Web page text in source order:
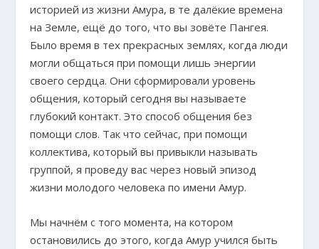
историей из жизни Амура, в те далёкие времена
на Земле, ещё до того, что вы зовёте Пангея.
Было время в тех прекрасных землях, когда люди
могли общаться при помощи лишь энергии
своего сердца. Они сформировали уровень
общения, который сегодня вы называете
глубокий контакт. Это способ общения без
помощи слов. Так что сейчас, при помощи
коллектива, который вы привыкли называть
группой, я проведу вас через новый эпизод
жизни молодого человека по имени Амур.
Мы начнём с того момента, на котором
остановились до этого, когда Амур учился быть